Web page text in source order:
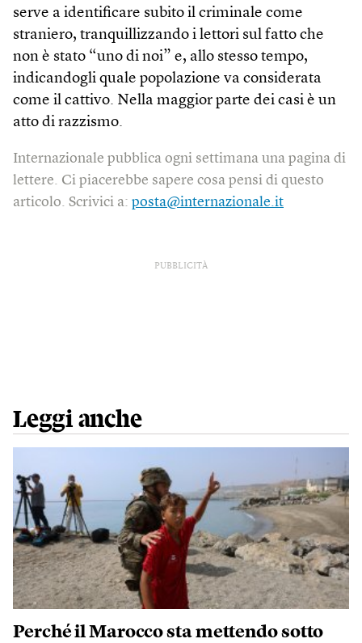
serve a identificare subito il criminale come
straniero, tranquillizzando i lettori sul fatto che
non è stato “uno di noi” e, allo stesso tempo,
indicandogli quale popolazione va considerata
come il cattivo. Nella maggior parte dei casi è un
atto di razzismo.
Internazionale pubblica ogni settimana una pagina di
lettere. Ci piacerebbe sapere cosa pensi di questo
articolo. Scrivici a: posta@internazionale.it
PUBBLICITÀ
Leggi anche
Perché il Marocco sta mettendo sotto